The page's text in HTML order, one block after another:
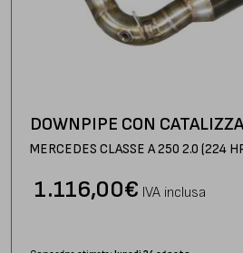
DOWNPIPE CON
MERCEDES CLASSE A 250 2.0 (224
€
1.116,00 IVA inclusa